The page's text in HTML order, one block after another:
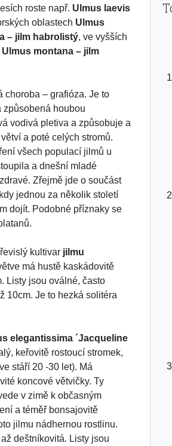
roste např. Ulmus laevis
oblastech Ulmus
– jilm habrolistý, ve vyšších
montana – jilm
choroba – grafióza. Je to
způsobená houbou
vodivá pletiva a způsobuje a
a poté celých stromů.
všech populací jilmů u
a dnešní mladé
Zřejmě jde o součást
jednou za několik století
dojít. Podobné příznaky se
kultivar jilmu
má hustě kaskádovitě
Listy jsou oválné, často
10cm. Je to hezká solitéra
elegantissima ´Jacqueline
keřovitě rostoucí stromek,
stáří 20 -30 let). Má
koncové větvičky. Ty
v zimě k občasným
a téměř bonsajovitě
jilmu nádhernou rostlinu.
deštníkovitá. Listy jsou